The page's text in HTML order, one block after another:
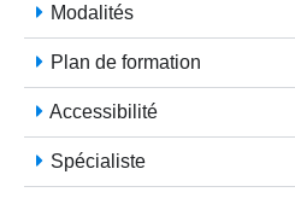
Modalités
Plan de formation
Accessibilité
Spécialiste